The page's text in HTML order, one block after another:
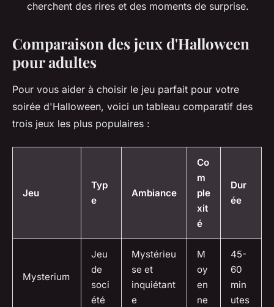
cherchent des rires et des moments de surprise.
Comparaison des jeux d'Halloween
pour adultes
Pour vous aider à choisir le jeu parfait pour votre
soirée d'Halloween, voici un tableau comparatif des
trois jeux les plus populaires :
Jeu
Typ
e
Ambiance
Co
m
ple
xit
é
Dur
ée
Mysterium
Jeu
de
soci
été
Mystérieu
se et
inquiétant
e
M
oy
en
ne
45-
60
min
utes